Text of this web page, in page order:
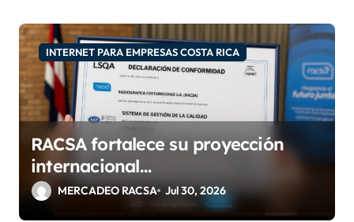
INTERNET PARA EMPRESAS COSTA RICA
RACSA fortalece su proyección
internacional
con las certificaciones ISO
9001:2015 e IQNet
MERCADEO RACSA Jul 30, 2026